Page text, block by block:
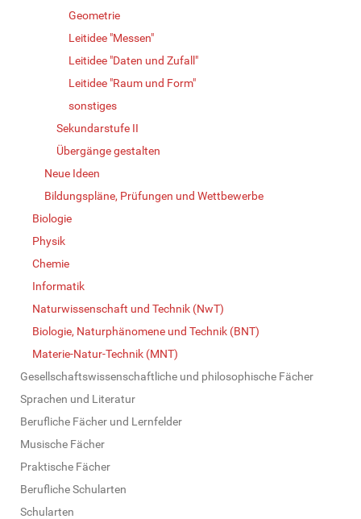
Geometrie
Leitidee "Messen"
Leitidee "Daten und Zufall"
Leitidee "Raum und Form"
sonstiges
Sekundarstufe II
Übergänge gestalten
Neue Ideen
Bildungspläne, Prüfungen und Wettbewerbe
Biologie
Physik
Chemie
Informatik
Naturwissenschaft und Technik (NwT)
Biologie, Naturphänomene und Technik (BNT)
Materie-Natur-Technik (MNT)
Gesellschaftswissenschaftliche und philosophische Fächer
Sprachen und Literatur
Berufliche Fächer und Lernfelder
Musische Fächer
Praktische Fächer
Berufliche Schularten
Schularten